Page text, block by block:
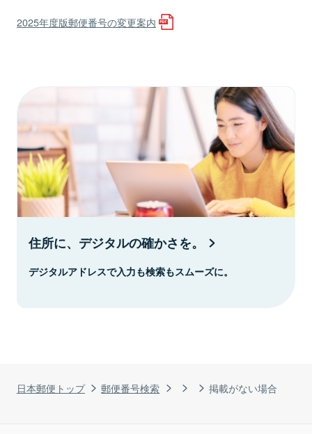
日本郵便トップ 郵便番号検索 掲載がない場合
2025年度版郵便番号の変更案内
住所に、デジタルの確かさを。
デジタルアドレスで入力も検索もスムーズに。